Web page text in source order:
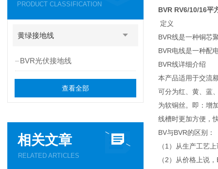
PRODUCT CLASSIFICATION
黄绿接地线
BVR光伏接地线
查看全部
相关文章
RELATED ARTICLES
BVR RV6/10/16平
定义
BVR线是一种铜芯
BVR电线是一种配
BVR线详细介绍
本产品适用于交流
可分为红、黄、蓝
为软铜丝。即：增
线槽时更加方便，
BV与BVR的区别：
（1）从生产工艺
（2）从价格上说